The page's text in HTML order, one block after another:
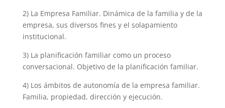
2) La Empresa Familiar. Dinámica de la familia y de la
empresa, sus diversos fines y el solapamiento
institucional.
3) La planificación familiar como un proceso
conversacional. Objetivo de la planificación familiar.
4) Los ámbitos de autonomía de la empresa familiar.
Familia, propiedad, dirección y ejecución.